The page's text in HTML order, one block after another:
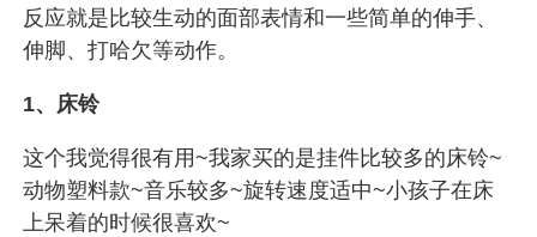
反应就是比较生动的面部表情和一些简单的伸手、
伸脚、打哈欠等动作。
1、床铃
这个我觉得很有用~我家买的是挂件比较多的床铃~
动物塑料款~音乐较多~旋转速度适中~小孩子在床
上呆着的时候很喜欢~